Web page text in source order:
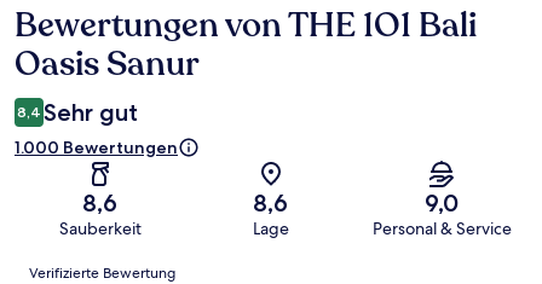
Bewertungen
Bewertungen von THE 1O1 Bali
Oasis Sanur
8,4 Sehr gut
1.000 Bewertungen
8,6
Sauberkeit
8,6
Lage
9,0
Personal & Service
Bewertungen
Verifizierte Bewertung